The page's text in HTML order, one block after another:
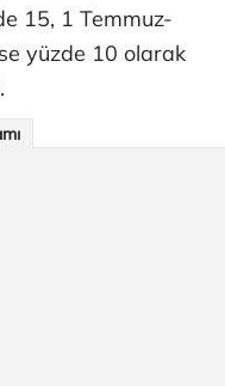
15, 1 Temmuz-
yüzde 10 olarak